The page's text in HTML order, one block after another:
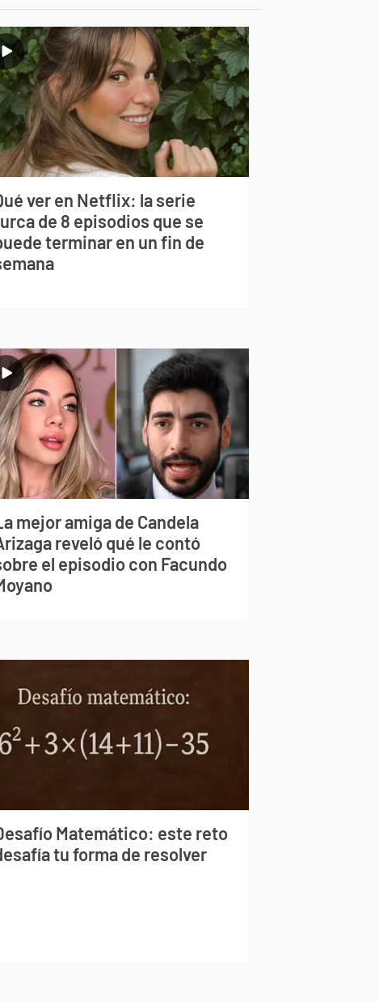
ver en Netflix: la serie
de 8 episodios que se
terminar en un fin de
mejor amiga de Candela
reveló qué le contó
el episodio con Facundo
Matemático: este reto
tu forma de resolver